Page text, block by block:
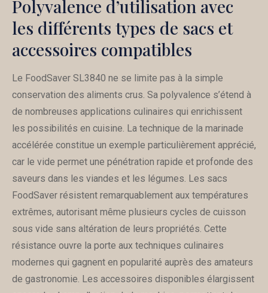
Polyvalence d’utilisation avec
les différents types de sacs et
accessoires compatibles
Le FoodSaver SL3840 ne se limite pas à la simple
conservation des aliments crus. Sa polyvalence s’étend à
de nombreuses applications culinaires qui enrichissent
les possibilités en cuisine. La technique de la marinade
accélérée constitue un exemple particulièrement apprécié,
car le vide permet une pénétration rapide et profonde des
saveurs dans les viandes et les légumes. Les sacs
FoodSaver résistent remarquablement aux températures
extrêmes, autorisant même plusieurs cycles de cuisson
sous vide sans altération de leurs propriétés. Cette
résistance ouvre la porte aux techniques culinaires
modernes qui gagnent en popularité auprès des amateurs
de gastronomie. Les accessoires disponibles élargissent